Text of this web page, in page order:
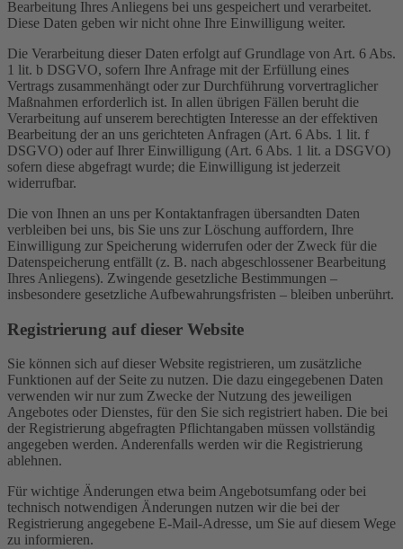
Bearbeitung Ihres Anliegens bei uns gespeichert und verarbeitet.
Diese Daten geben wir nicht ohne Ihre Einwilligung weiter.
Die Verarbeitung dieser Daten erfolgt auf Grundlage von Art. 6 Abs.
1 lit. b DSGVO, sofern Ihre Anfrage mit der Erfüllung eines
Vertrags zusammenhängt oder zur Durchführung vorvertraglicher
Maßnahmen erforderlich ist. In allen übrigen Fällen beruht die
Verarbeitung auf unserem berechtigten Interesse an der effektiven
Bearbeitung der an uns gerichteten Anfragen (Art. 6 Abs. 1 lit. f
DSGVO) oder auf Ihrer Einwilligung (Art. 6 Abs. 1 lit. a DSGVO)
sofern diese abgefragt wurde; die Einwilligung ist jederzeit
widerrufbar.
Die von Ihnen an uns per Kontaktanfragen übersandten Daten
verbleiben bei uns, bis Sie uns zur Löschung auffordern, Ihre
Einwilligung zur Speicherung widerrufen oder der Zweck für die
Datenspeicherung entfällt (z. B. nach abgeschlossener Bearbeitung
Ihres Anliegens). Zwingende gesetzliche Bestimmungen –
insbesondere gesetzliche Aufbewahrungsfristen – bleiben unberührt.
Registrierung auf dieser Website
Sie können sich auf dieser Website registrieren, um zusätzliche
Funktionen auf der Seite zu nutzen. Die dazu eingegebenen Daten
verwenden wir nur zum Zwecke der Nutzung des jeweiligen
Angebotes oder Dienstes, für den Sie sich registriert haben. Die bei
der Registrierung abgefragten Pflichtangaben müssen vollständig
angegeben werden. Anderenfalls werden wir die Registrierung
ablehnen.
Für wichtige Änderungen etwa beim Angebotsumfang oder bei
technisch notwendigen Änderungen nutzen wir die bei der
Registrierung angegebene E-Mail-Adresse, um Sie auf diesem Wege
zu informieren.